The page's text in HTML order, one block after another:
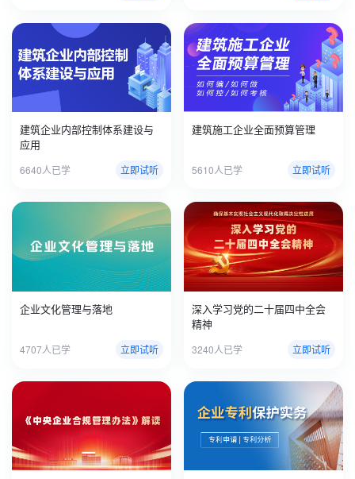
建筑企业内部控制体系建设与
应用
6640人已学 立即试听
建筑施工企业全面预算管理
5610人已学 立即试听
企业文化管理与落地
4707人已学 立即试听
深入学习党的二十届四中全会
精神
3240人已学 立即试听